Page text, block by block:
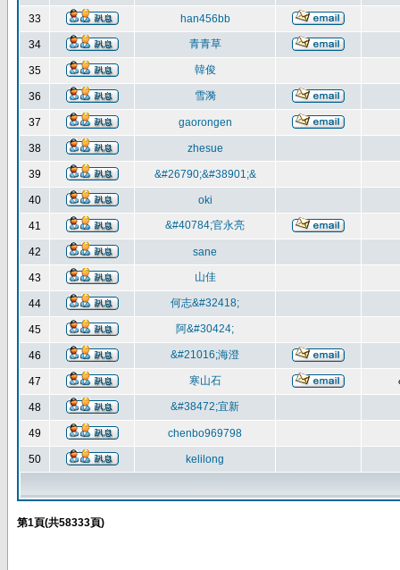
33 han456bb
34 青青草
35 韓俊
36 雪漪
37 gaorongen
38 zhesue
39 &#26790;&#38901;&
40 oki
41 &#40784;官永亮
42 sane
43 山佳
44 何志&#32418;
45 阿&#30424;
46 &#21016;海澄
47 寒山石
48 &#38472;宜新
49 chenbo969798
50 kelilong
第1頁(共58333頁)